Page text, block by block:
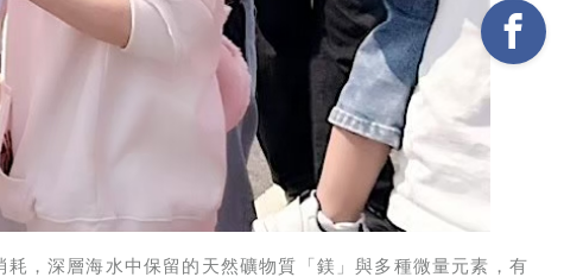
，深層海水中保留的天然礦物質「鎂」與多種微量元素，有